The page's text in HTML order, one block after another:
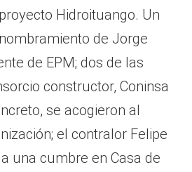
Hidroituango. Un
de Jorge
de EPM; dos de las
constructor, Coninsa
se acogieron al
el contralor Felipe
una cumbre en Casa de